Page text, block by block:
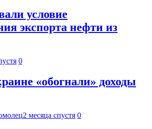
условие
экспорта нефти из
0
«обогнали» доходы
2 месяца спустя 0